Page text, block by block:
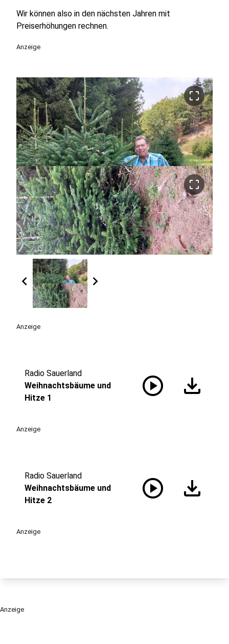
Wir können also in den nächsten Jahren mit
Preiserhöhungen rechnen.
Anzeige
crop_free
crop_free
chevron_left chevron_right
Anzeige
Radio Sauerland
Weihnachtsbäume und
Hitze 1
play_circle download
Anzeige
Radio Sauerland
Weihnachtsbäume und
Hitze 2
play_circle download
Anzeige
Anzeige